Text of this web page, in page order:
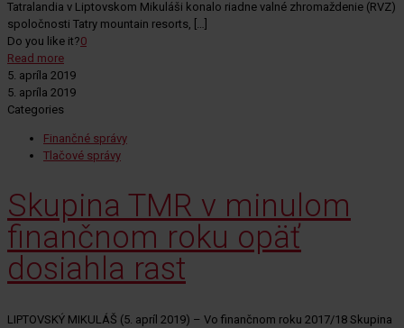
Tatralandia v Liptovskom Mikuláši konalo riadne valné zhromaždenie (RVZ)
spoločnosti Tatry mountain resorts, […]
Do you like it?0
Read more
5. apríla 2019
5. apríla 2019
Categories
Finančné správy
Tlačové správy
Skupina TMR v minulom
finančnom roku opäť
dosiahla rast
LIPTOVSKÝ MIKULÁŠ (5. apríl 2019) – Vo finančnom roku 2017/18 Skupina